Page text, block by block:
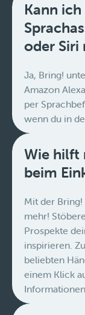
Kann
oder Siri
Ja, Bring!
Amazon
per
wenn du in
Wie hilft
beim
Mit der Bring!
mehr!
Prospekte
inspirieren.
beliebten
einem Klick